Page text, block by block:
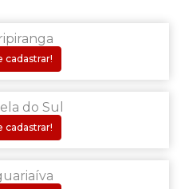
cadastrar!
do Sul
cadastrar!